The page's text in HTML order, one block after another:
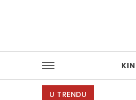
U TRENDU